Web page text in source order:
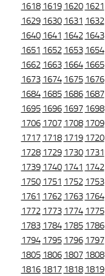
1618 1619 1620 1621
1629 1630 1631 1632
1640 1641 1642 1643
1651 1652 1653 1654
1662 1663 1664 1665
1673 1674 1675 1676
1684 1685 1686 1687
1695 1696 1697 1698
1706 1707 1708 1709
1717 1718 1719 1720
1728 1729 1730 1731
1739 1740 1741 1742
1750 1751 1752 1753
1761 1762 1763 1764
1772 1773 1774 1775
1783 1784 1785 1786
1794 1795 1796 1797
1805 1806 1807 1808
1816 1817 1818 1819